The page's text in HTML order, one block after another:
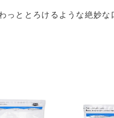
っととろけるような絶妙